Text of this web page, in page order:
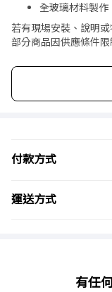
全玻璃材料製作
帶有用於微調
內容
若有現場安裝、說明
部分商品因供應條件
付款方式
運送方式
有任